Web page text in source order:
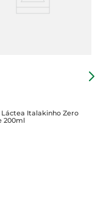
Italakinho Zero
200ml